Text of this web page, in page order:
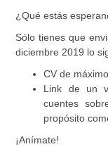
¿Qué estás
Sólo tienes que
diciembre 2019 lo
CV de
Link de un
cuentes
propósito
¡Anímate!